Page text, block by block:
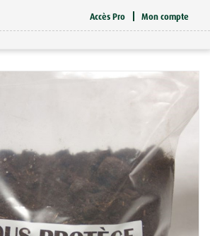
Accès Pro Mon compte